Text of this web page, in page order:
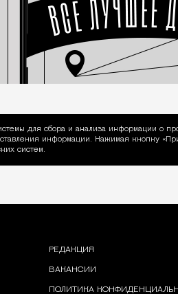
для сбора и анализа информации о
информации. Нажимая кнопку
систем.
РЕДАКЦИЯ
ВАКАНСИИ
ПОЛИТИКА